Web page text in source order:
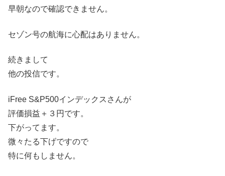
早朝なので確認できません。
セゾン号の航海に心配はありません。
続きまして
他の投信です。
iFree S&P500インデックスさんが
評価損益＋３円です。
下がってます。
微々たる下げですので
特に何もしません。